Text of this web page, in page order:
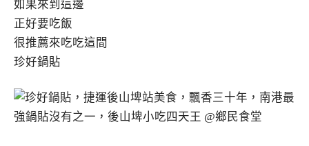
如果來到這邊
正好要吃飯
很推薦來吃吃這間
珍好鍋貼